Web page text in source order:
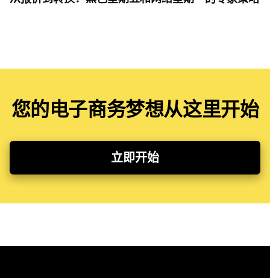
您的电子商务梦想从这里开始
立即开始